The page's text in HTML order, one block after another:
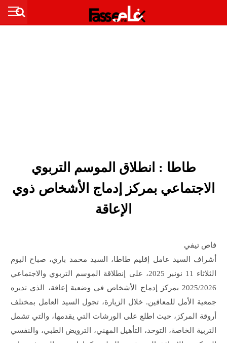
طاطا : انطلاق الموسم التربوي
الاجتماعي بمركز إدماج الأشخاص ذوي
الإعاقة
فاص تيفي
أشراف السيد عامل إقليم طاطا، السيد محمد باري، صباح اليوم
الثلاثاء 11 نونبر 2025، على إنطلاقة الموسم التربوي والاجتماعي
2025/2026 بمركز إدماج الأشخاص في وضعية إعاقة، الذي تديره
جمعية الأمل للمعاقين. خلال الزيارة، تجول السيد العامل بمختلف
أروقة المركز، حيث اطلع على الورشات التي يقدمها، والتي تشمل
التربية الخاصة، التوحد، التأهيل المهني، الترويض الطبي، والنفسي